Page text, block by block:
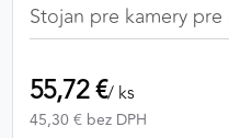
Stojan pre kamery
55,72 €/ ks
45,30 € bez DPH
Nevyhnutné
PREFERENČNÉ